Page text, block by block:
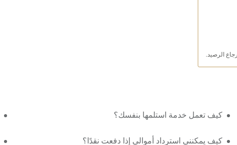
كيف تعمل خدمة استلمها بنفسك؟
كيف يمكنني استرداد أموالي إذا دفعت نقدًا؟